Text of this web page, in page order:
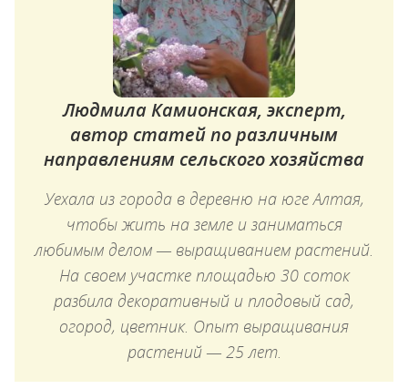
Людмила Камионская, эксперт,
автор статей по различным
направлениям сельского хозяйства
Уехала из города в деревню на юге Алтая,
чтобы жить на земле и заниматься
любимым делом — выращиванием растений.
На своем участке площадью 30 соток
разбила декоративный и плодовый сад,
огород, цветник. Опыт выращивания
растений — 25 лет.